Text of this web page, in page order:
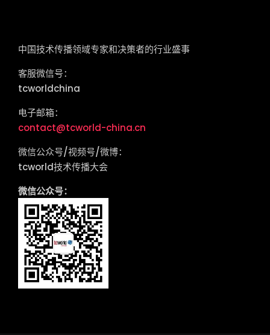
中国技术传播领域专家和决策者的行业盛事
客服微信号：
tcworldchina
电子邮箱：
contact@tcworld-china.cn
微信公众号/视频号/微博：
tcworld技术传播大会
微信公众号：